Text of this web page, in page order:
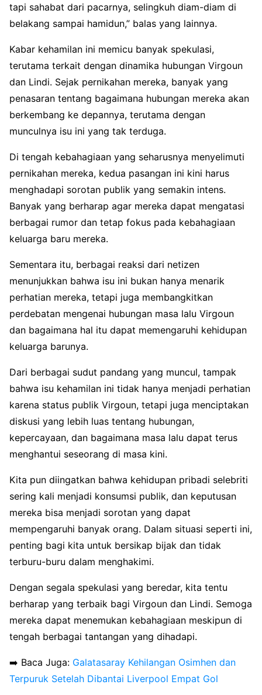
tapi sahabat dari pacarnya, selingkuh diam-diam di
belakang sampai hamidun,” balas yang lainnya.
Kabar kehamilan ini memicu banyak spekulasi,
terutama terkait dengan dinamika hubungan Virgoun
dan Lindi. Sejak pernikahan mereka, banyak yang
penasaran tentang bagaimana hubungan mereka akan
berkembang ke depannya, terutama dengan
munculnya isu ini yang tak terduga.
Di tengah kebahagiaan yang seharusnya menyelimuti
pernikahan mereka, kedua pasangan ini kini harus
menghadapi sorotan publik yang semakin intens.
Banyak yang berharap agar mereka dapat mengatasi
berbagai rumor dan tetap fokus pada kebahagiaan
keluarga baru mereka.
Sementara itu, berbagai reaksi dari netizen
menunjukkan bahwa isu ini bukan hanya menarik
perhatian mereka, tetapi juga membangkitkan
perdebatan mengenai hubungan masa lalu Virgoun
dan bagaimana hal itu dapat memengaruhi kehidupan
keluarga barunya.
Dari berbagai sudut pandang yang muncul, tampak
bahwa isu kehamilan ini tidak hanya menjadi perhatian
karena status publik Virgoun, tetapi juga menciptakan
diskusi yang lebih luas tentang hubungan,
kepercayaan, dan bagaimana masa lalu dapat terus
menghantui seseorang di masa kini.
Kita pun diingatkan bahwa kehidupan pribadi selebriti
sering kali menjadi konsumsi publik, dan keputusan
mereka bisa menjadi sorotan yang dapat
mempengaruhi banyak orang. Dalam situasi seperti ini,
penting bagi kita untuk bersikap bijak dan tidak
terburu-buru dalam menghakimi.
Dengan segala spekulasi yang beredar, kita tentu
berharap yang terbaik bagi Virgoun dan Lindi. Semoga
mereka dapat menemukan kebahagiaan meskipun di
tengah berbagai tantangan yang dihadapi.
➡️ Baca Juga: Galatasaray Kehilangan Osimhen dan
Terpuruk Setelah Dibantai Liverpool Empat Gol